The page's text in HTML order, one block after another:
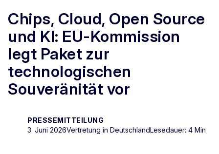
Chips, Cloud, Open Source
und KI: EU-Kommission
legt Paket zur
technologischen
Souveränität vor
PRESSEMITTEILUNG
3. Juni 2026Vertretung in DeutschlandLesedauer: 4 Min